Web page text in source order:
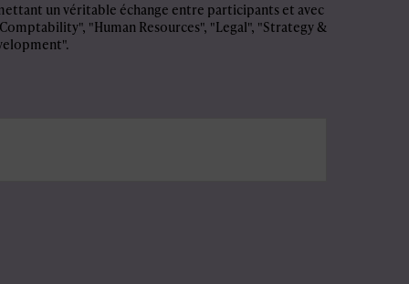
un véritable échange entre participants et avec
"Human Resources", "Legal", "Strategy &